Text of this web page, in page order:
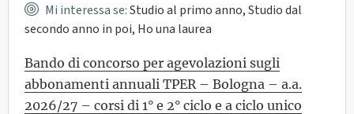
Mi interessa se:Studio al primo anno, Studio dal
secondo anno in poi, Ho una laurea
Bando di concorso per agevolazioni sugli
abbonamenti annuali TPER – Bologna – a.a.
2026/27 – corsi di 1° e 2° ciclo e a ciclo unico